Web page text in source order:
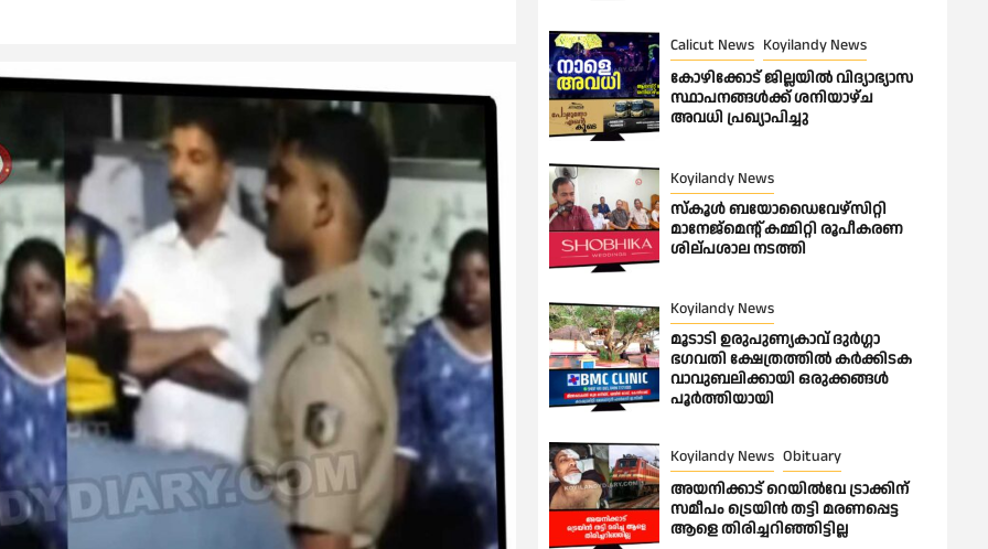
Calicut News Koyilandy News
കോഴിക്കോട് ജില്ലയിൽ വിദ്യാഭ്യാസ
സ്ഥാപനങ്ങൾക്ക് ശനിയാഴ്ച
അവധി പ്രഖ്യാപിച്ചു
Koyilandy News
സ്കൂൾ ബയോഡൈവേഴ്സിറ്റി
മാനേജ്മെന്റ് കമ്മിറ്റി രൂപീകരണ
ശില്പശാല നടത്തി
Koyilandy News
മൂടാടി ഉരുപുണ്യകാവ് ദുർഗ്ഗാ
ഭഗവതി ക്ഷേത്രത്തിൽ കർക്കിടക
വാവുബലിക്കായി ഒരുക്കങ്ങൾ
പൂർത്തിയായി
Koyilandy News Obituary
അയനിക്കാട് റെയിൽവേ ട്രാക്കിന്
സമീപം ട്രെയിൻ തട്ടി മരണപ്പെട്ട
ആളെ തിരിച്ചറിഞ്ഞിട്ടില്ല